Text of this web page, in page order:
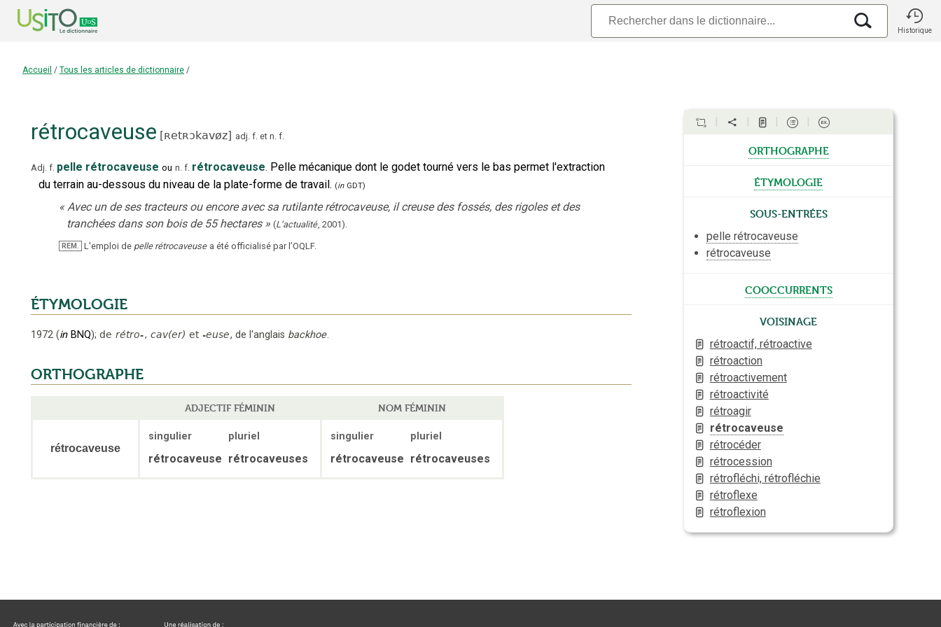
Historique
Accueil / Tous les articles de dictionnaire /
rétrocaveuse [ʀetʀɔkavøz] adj. f. et n. f.
Adj. f. pelle rétrocaveuse ou n. f. rétrocaveuse. Pelle mécanique dont le godet tourné vers le bas permet l'extraction
du terrain au-dessous du niveau de la plate-forme de travail. (in GDT)
« Avec un de ses tracteurs ou encore avec sa rutilante rétrocaveuse, il creuse des fossés, des rigoles et des
tranchées dans son bois de 55 hectares » (L’actualité, 2001).
REM. L'emploi de pelle rétrocaveuse a été officialisé par l’OQLF.
ÉTYMOLOGIE
1972 (in BNQ); de rétro-, cav(er) et -euse, de l'anglais backhoe.
ORTHOGRAPHE
ADJECTIF FÉMININ NOM FÉMININ
rétrocaveuse
singulier pluriel
rétrocaveuse rétrocaveuses
singulier pluriel
rétrocaveuse rétrocaveuses
orthographe
étymologie
Sous-entrées
pelle rétrocaveuse
rétrocaveuse
cooccurrents
Voisinage
rétroactif, rétroactive
rétroaction
rétroactivement
rétroactivité
rétroagir
rétrocaveuse
rétrocéder
rétrocession
rétrofléchi, rétrofléchie
rétroflexe
rétroflexion